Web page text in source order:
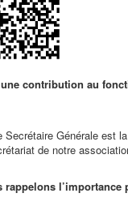
une contribution au
Secrétaire Générale est
de notre
rappelons